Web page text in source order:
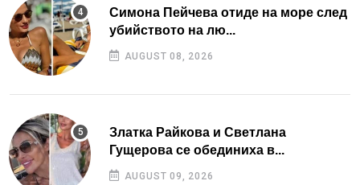
Симона Пейчева отиде на море след
убийството на лю...
AUGUST 08, 2026
Златка Райкова и Светлана
Гущерова се обединиха в...
AUGUST 09, 2026